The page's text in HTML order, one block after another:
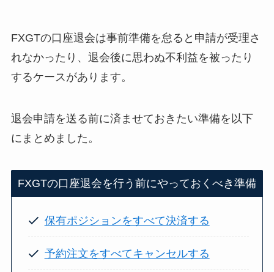
FXGTの口座退会は事前準備を怠ると申請が受理さ
れなかったり、退会後に思わぬ不利益を被ったり
するケースがあります。
退会申請を送る前に済ませておきたい準備を以下
にまとめました。
FXGTの口座退会を行う前にやっておくべき準備
保有ポジションをすべて決済する
予約注文をすべてキャンセルする